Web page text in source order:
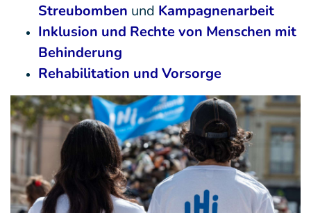
Streubomben und Kampagnenarbeit
Inklusion und Rechte von Menschen mit
Behinderung
Rehabilitation und Vorsorge